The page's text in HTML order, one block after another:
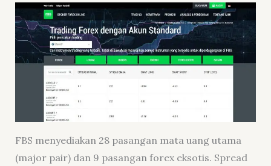
FBS menyediakan 28 pasangan mata uang utama
(major pair) dan 9 pasangan forex eksotis. Spread